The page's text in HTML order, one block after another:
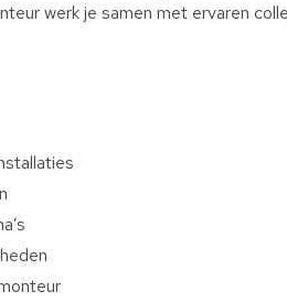
werk je samen met ervaren